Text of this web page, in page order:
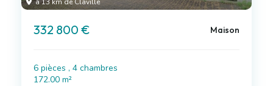
332 800 € Maison
6 pièces , 4 chambres
172.00 m²